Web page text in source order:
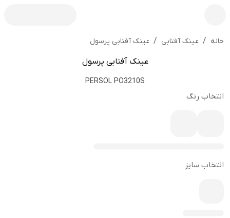
خانه / عینک آفتابی / عینک آفتابی پرسول
عینک آفتابی پرسول
PERSOL PO3210S
انتخاب رنگ
انتخاب سایز